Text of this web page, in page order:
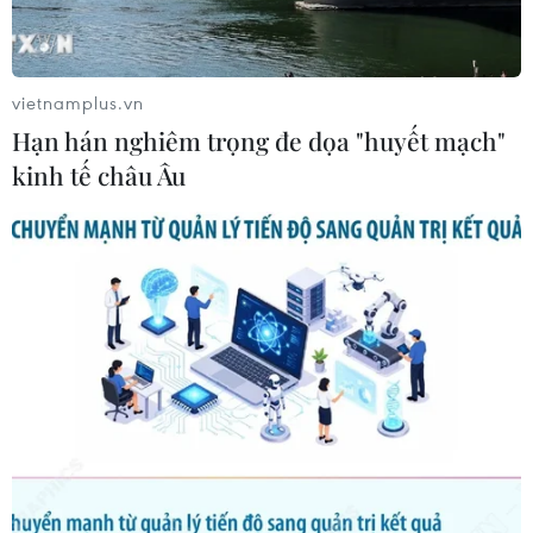
Indonesia: Thầy Kim cần thay đổi để
giành chiến thắng?
03/08/2026 00:06
Đội tuyển Futsal Việt Nam giành
chiến thắng đậm tại giải đấu ở Thái
Lan
Nhận định Việt Nam vs Indonesia:
Chờ kỳ tích ngay tại 'chảo lửa'
Pakansari
02/08/2026 14:04
HLV Kim Sang Sik: 'Tuyển Việt Nam
vietnamplus.vn
Hạn hán nghiêm trọng đe dọa "huyết mạch"
kinh tế châu Âu